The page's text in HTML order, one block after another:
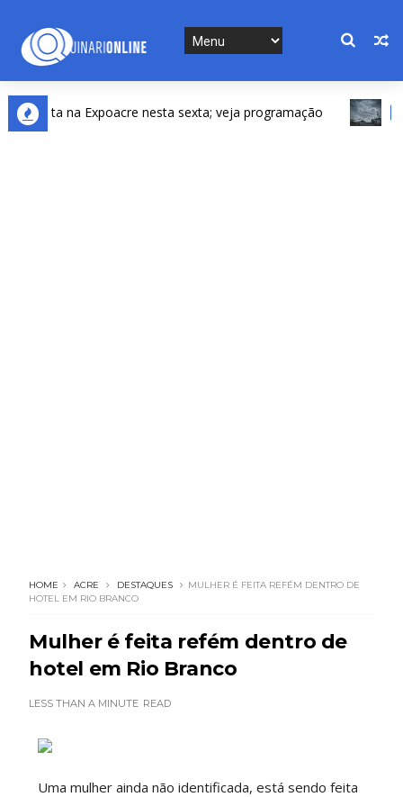
na Expoacre nesta sexta; veja programação
HOME ACRE DESTAQUES
MULHER É FEITA REFÉM DENTRO DE
HOTEL EM RIO BRANCO
Mulher é feita refém dentro de
hotel em Rio Branco
LESS THAN A MINUTE READ
Uma mulher ainda não identificada, está sendo feita